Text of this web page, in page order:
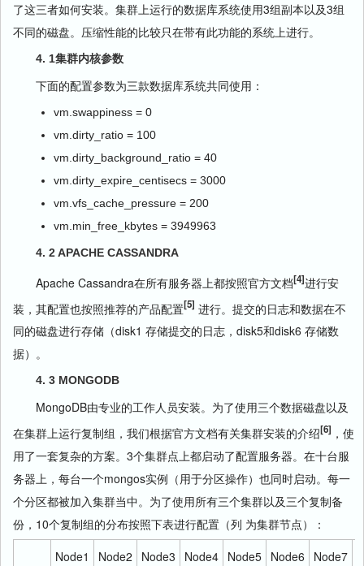
了这三者如何安装。集群上运行的数据库系统使用3组副本以及3组
不同的磁盘。压缩性能的比较只在带有此功能的系统上进行。
4. 1集群内核参数
下面的配置参数为三款数据库系统共同使用：
vm.swappiness = 0
vm.dirty_ratio = 100
vm.dirty_background_ratio = 40
vm.dirty_expire_centisecs = 3000
vm.vfs_cache_pressure = 200
vm.min_free_kbytes = 3949963
4. 2 APACHE CASSANDRA
Apache Cassandra在所有服务器上都按照官方文档[4]进行安
装，其配置也按照推荐的产品配置[5] 进行。提交的日志和数据在不
同的磁盘进行存储（disk1 存储提交的日志，disk5和disk6 存储数
据）。
4. 3 MONGODB
MongoDB由专业的工作人员安装。为了使用三个数据磁盘以及
在集群上运行复制组，我们根据官方文档有关集群安装的介绍[6] ，使
用了一套复杂的方案。3个集群点上都启动了配置服务器。在十台服
务器上，每台一个mongos实例（用于分区操作）也同时启动。每一
个分区都被加入集群当中。为了使用所有三个集群以及三个复制备
份，10个复制组的分布按照下表进行配置（列 为集群节点）：
Node1
Node2 Node3 Node4 Node5 Node6 Node7